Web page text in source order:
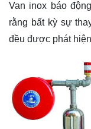
Van inox báo
rằng bất kỳ sự
đều được phát